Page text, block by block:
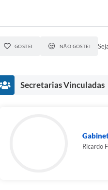
GOSTEI NÃO GOSTEI
Secretarias Vinculadas
Ricardo